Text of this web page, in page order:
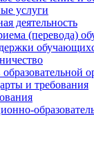
услуги
деятельность
(перевода)
и требования